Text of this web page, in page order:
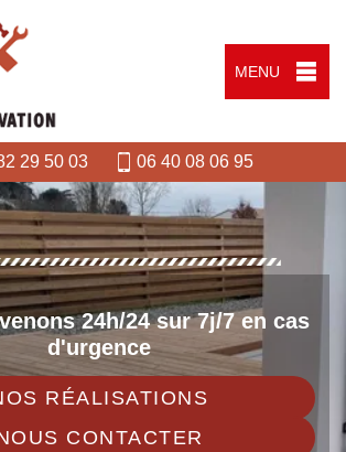
MENU
29 50 03 06 40 08 06 95
24h/24 sur 7j/7 en cas
d'urgence
RÉALISATIONS
CONTACTER